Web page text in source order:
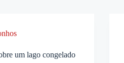
um lago congelado